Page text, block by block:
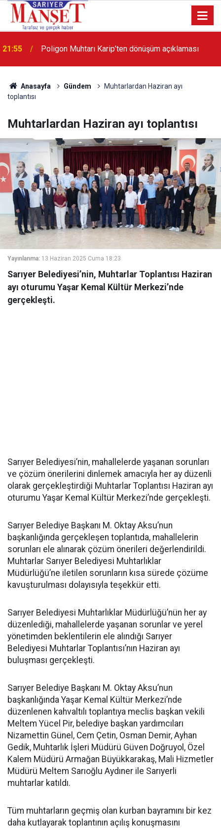
21:55 Poligon Muhtarı Karip’ten dönüşüm açıklaması
Anasayfa Gündem
Muhtarlardan Haziran ayı
toplantısı
Muhtarlardan Haziran ayı toplantısı
Yayınlanma: 13 Haziran 2025 Cuma 18:23
Sarıyer Belediyesi’nin, Muhtarlar Toplantısı Haziran
ayı oturumu Yaşar Kemal Kültür Merkezi’nde
gerçekleşti.
Sarıyer Belediyesi’nin, mahallelerde yaşanan sorunları
ve çözüm önerilerini dinlemek amacıyla her ay düzenli
olarak gerçekleştirdiği Muhtarlar Toplantısı Haziran ayı
oturumu Yaşar Kemal Kültür Merkezi’nde gerçekleşti.
Sarıyer Belediye Başkanı M. Oktay Aksu’nun
başkanlığında gerçekleşen toplantıda, mahallelerin
sorunları ele alınarak çözüm önerileri değerlendirildi.
Muhtarlar Sarıyer Belediyesi Muhtarlıklar
Müdürlüğü’ne iletilen sorunların kısa sürede çözüme
kavuşturulması dolayısıyla teşekkür etti.
Sarıyer Belediyesi Muhtarlıklar Müdürlüğü’nün her ay
düzenlediği, mahallelerde yaşanan sorunlar ve yerel
yönetimden beklentilerin ele alındığı Sarıyer
Belediyesi Muhtarlar Toplantısı’nın Haziran ayı
buluşması gerçekleşti.
Sarıyer Belediye Başkanı M. Oktay Aksu’nun
başkanlığında Yaşar Kemal Kültür Merkezi’nde
düzenlenen kahvaltılı toplantıya meclis başkan vekili
Meltem Yücel Pir, belediye başkan yardımcıları
Nizamettin Günel, Cem Çetin, Osman Demir, Ayhan
Gedik, Muhtarlık İşleri Müdürü Güven Doğruyol, Özel
Kalem Müdürü Armağan Büyükkarakaş, Mali Hizmetler
Müdürü Meltem Sarıoğlu Aydıner ile Sarıyerli
muhtarlar katıldı.
Tüm muhtarların geçmiş olan kurban bayramını bir kez
daha kutlayarak toplantının açılış konuşmasını